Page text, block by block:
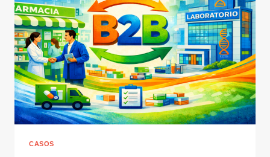
CASOS